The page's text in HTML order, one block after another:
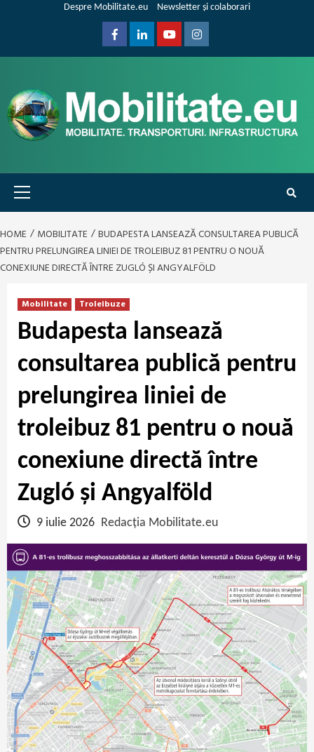
Despre Mobilitate.eu Newsletter și colaborari
FacebookLinkedinYoutubeInstagram
Primary
Menu
HOME MOBILITATE
BUDAPESTA LANSEAZĂ CONSULTAREA PUBLICĂ
PENTRU PRELUNGIREA LINIEI DE TROLEIBUZ 81 PENTRU O NOUĂ
CONEXIUNE DIRECTĂ ÎNTRE ZUGLÓ ȘI ANGYALFÖLD
Mobilitate Troleibuze
Budapesta lansează
consultarea publică pentru
prelungirea liniei de
troleibuz 81 pentru o nouă
conexiune directă între
Zugló și Angyalföld
9 iulie 2026 Redacția Mobilitate.eu